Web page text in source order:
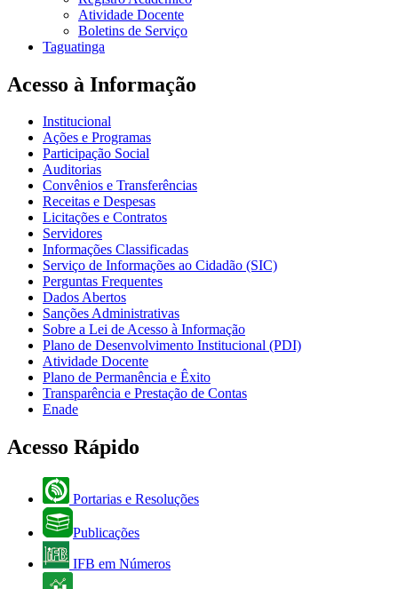
Atividade Docente
Boletins de Serviço
Taguatinga
Acesso à Informação
Institucional
Ações e Programas
Participação Social
Auditorias
Convênios e Transferências
Receitas e Despesas
Licitações e Contratos
Servidores
Informações Classificadas
Serviço de Informações ao Cidadão (SIC)
Perguntas Frequentes
Dados Abertos
Sanções Administrativas
Sobre a Lei de Acesso à Informação
Plano de Desenvolvimento Institucional (PDI)
Atividade Docente
Plano de Permanência e Êxito
Transparência e Prestação de Contas
Enade
Acesso Rápido
Portarias e Resoluções
Publicações
IFB em Números